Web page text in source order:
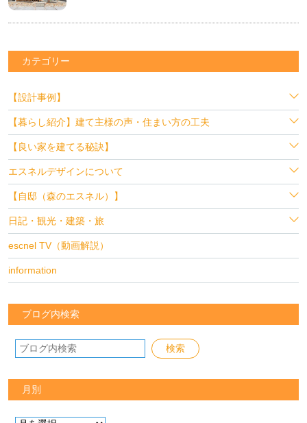
カテゴリー
【設計事例】
【暮らし紹介】建て主様の声・住まい方の工夫
【良い家を建てる秘訣】
エスネルデザインについて
【自邸（森のエスネル）】
日記・観光・建築・旅
escnel TV（動画解説）
information
ブログ内検索
月別